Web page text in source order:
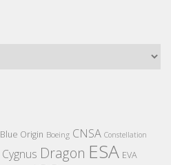
Blue Origin Boeing CNSA Constellation
Cygnus Dragon ESA EVA